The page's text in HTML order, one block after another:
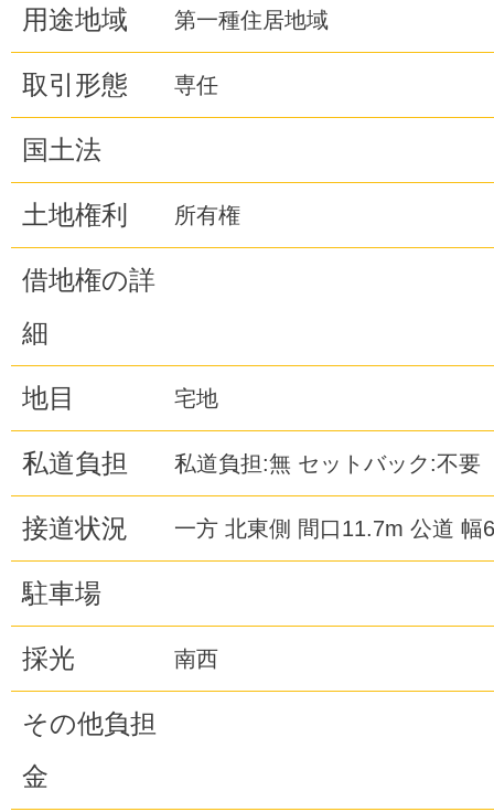
用途地域 第一種住居地域
取引形態 専任
国土法
土地権利 所有権
借地権の詳
細
地目 宅地
私道負担 私道負担:無 セットバック:不要
接道状況 一方 北東側 間口11.7m 公道 幅
駐車場
採光 南西
その他負担
金